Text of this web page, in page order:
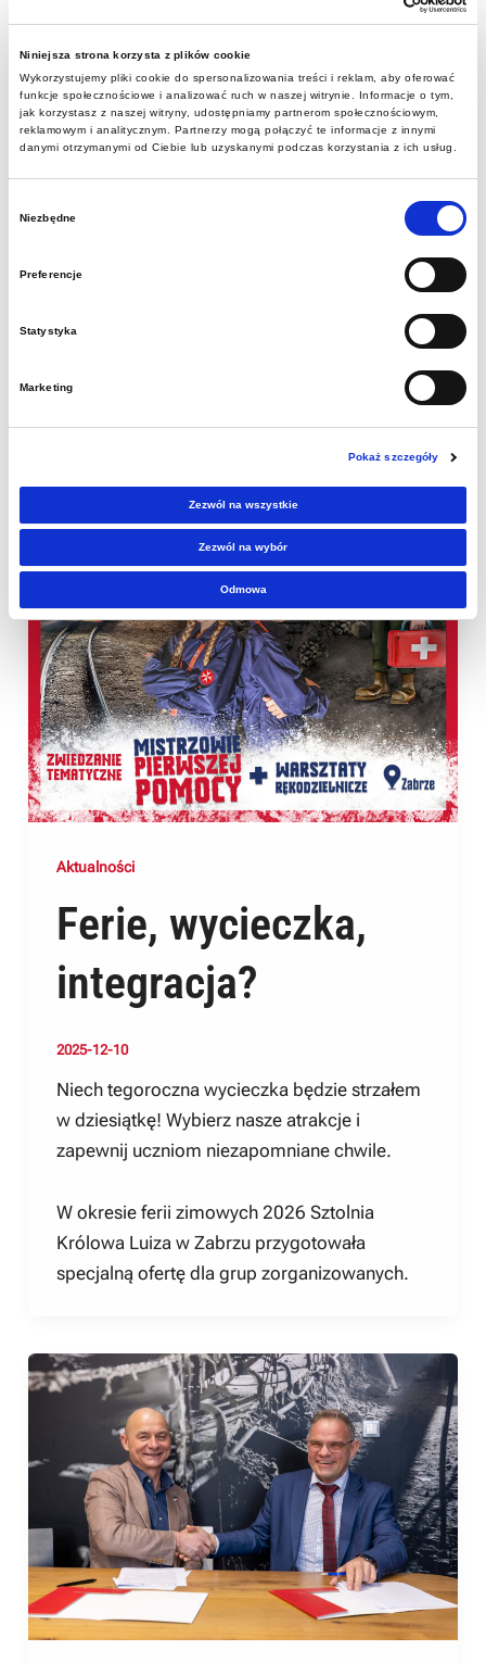
Niniejsza strona korzysta z plików cookie
Wykorzystujemy pliki cookie do spersonalizowania treści i reklam, aby oferować
funkcje społecznościowe i analizować ruch w naszej witrynie. Informacje o tym,
jak korzystasz z naszej witryny, udostępniamy partnerom społecznościowym,
reklamowym i analitycznym. Partnerzy mogą połączyć te informacje z innymi
danymi otrzymanymi od Ciebie lub uzyskanymi podczas korzystania z ich usług.
Niezbędne
Preferencje
Statystyka
Marketing
Pokaż szczegóły
Zezwól na wszystkie
Zezwól na wybór
Odmowa
chronimy
dziedzictwo orkiestr
górniczych
2025-12-15
działalność wszystkich 27 górniczych orkiestr
Aktualności
Ferie, wycieczka,
integracja?
2025-12-10
Niech tegoroczna wycieczka będzie strzałem
w dziesiątkę! Wybierz nasze atrakcje i
zapewnij uczniom niezapomniane chwile.
W okresie ferii zimowych 2026 Sztolnia
Królowa Luiza w Zabrzu przygotowała
specjalną ofertę dla grup zorganizowanych.